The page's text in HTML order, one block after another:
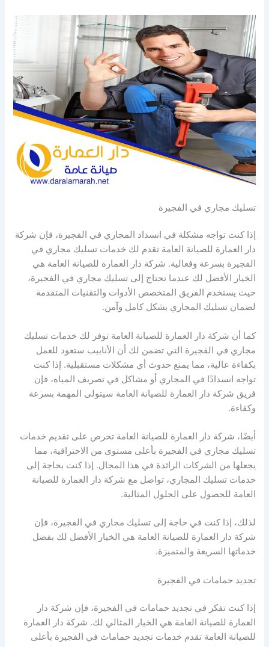
تسليك مجاري في الفجيرة
إذا كنت تواجه مشكلة في انسداد المجاري في الفجيرة، فإن شركة
دار العمارة للصيانة العامة تقدم لك خدمات تسليك مجاري في
الفجيرة بسرعة وفعالية. شركة دار العمارة للصيانة العامة هي
الخيار الأفضل لك عندما تحتاج إلى تسليك مجاري في الفجيرة،
حيث يستخدم الفريق المتخصص الأدوات والتقنيات المتقدمة
لضمان تسليك المجاري بشكل كامل وآمن.
كما أن شركة دار العمارة للصيانة العامة توفر لك خدمات تسليك
مجاري في الفجيرة التي تضمن لك أن الأنابيب ستعود للعمل
بكفاءة عالية، مما يمنع حدوث أي مشكلات مستقبلية. إذا كنت
تواجه انسدادًا في المجاري أو مشاكل في تصريف المياه، فإن
فريق شركة دار العمارة للصيانة العامة سيتولى المهمة بسرعة
وكفاءة.
أيضًا، شركة دار العمارة للصيانة العامة تحرص على تقديم خدمات
تسليك مجاري في الفجيرة بأعلى مستوى من الاحترافية، مما
يجعلها من الشركات الرائدة في هذا المجال. إذا كنت بحاجة إلى
خدمات تسليك المجاري، تواصل مع شركة دار العمارة للصيانة
العامة للحصول على الحلول المثالية.
لذلك، إذا كنت في حاجة إلى تسليك مجاري في الفجيرة، فإن
شركة دار العمارة للصيانة العامة هي الخيار الأفضل لك بفضل
خدماتها السريعة والمتميزة.
تجديد حمامات في الفجيرة
إذا كنت تفكر في تجديد حمامات في الفجيرة، فإن شركة دار
العمارة للصيانة العامة هي الخيار المثالي لك. شركة دار العمارة
للصيانة العامة تقدم خدمات تجديد حمامات في الفجيرة بأعلى